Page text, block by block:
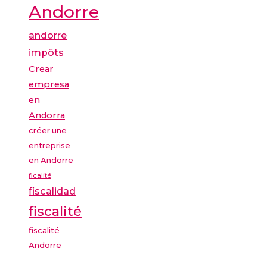
Andorre
andorre
impôts
Crear
empresa
en
Andorra
créer une
entreprise
en Andorre
ficalité
fiscalidad
fiscalité
fiscalité
Andorre